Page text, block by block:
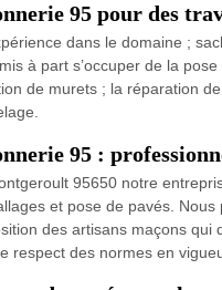
95 pour des
dans le domaine ;
à part s’occuper de la
de murets ; la réparation
95 :
95650 notre
et pose de pavés.
des artisans maçons
respect des normes en